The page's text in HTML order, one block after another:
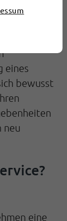
dann
eines
bewusst
neu
eine